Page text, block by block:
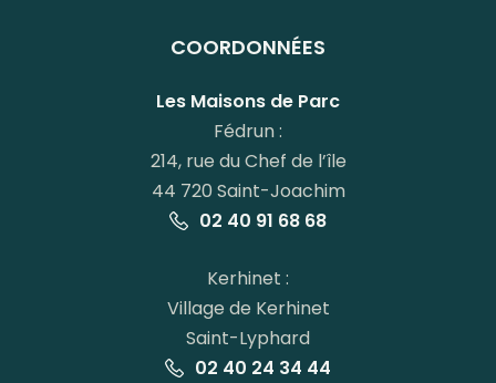
le
Facebook
le
Instagram
le
Linkedin
la
Youtube
COORDONNÉES
Les Maisons de Parc
Fédrun :
214, rue du Chef de l’île
44 720 Saint-Joachim
02 40 91 68 68
Kerhinet :
Village de Kerhinet
Saint-Lyphard
02 40 24 34 44